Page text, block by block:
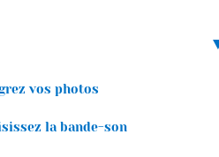
vos photos
la bande-son